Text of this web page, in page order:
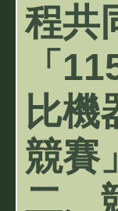
程共
「
比機
競賽
二、